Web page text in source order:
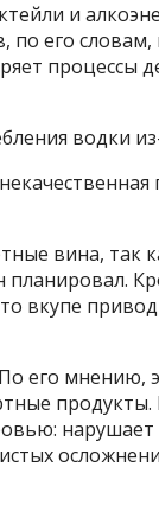
и
по его
процессы
водки
вина, так
вкупе
его мнению,
продукты.